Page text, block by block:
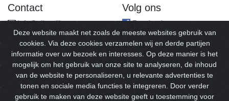
Contact
info@alleveilingen.net
Volg ons
Facebook
© 2026Alleveilingen.Alle rechten voorbehouden.
Deze website maakt net zoals de meeste websites gebruik van
cookies. Via deze cookies verzamelen wij en derde partijen
informatie over uw bezoek en interesses. Op deze manier is het
mogelijk om het gebruik van onze site te analyseren, de inhoud
van de website te personaliseren, u relevante advertenties te
tonen en sociale media functies te integreren. Door verder
gebruik te maken van deze website geeft u toestemming voor